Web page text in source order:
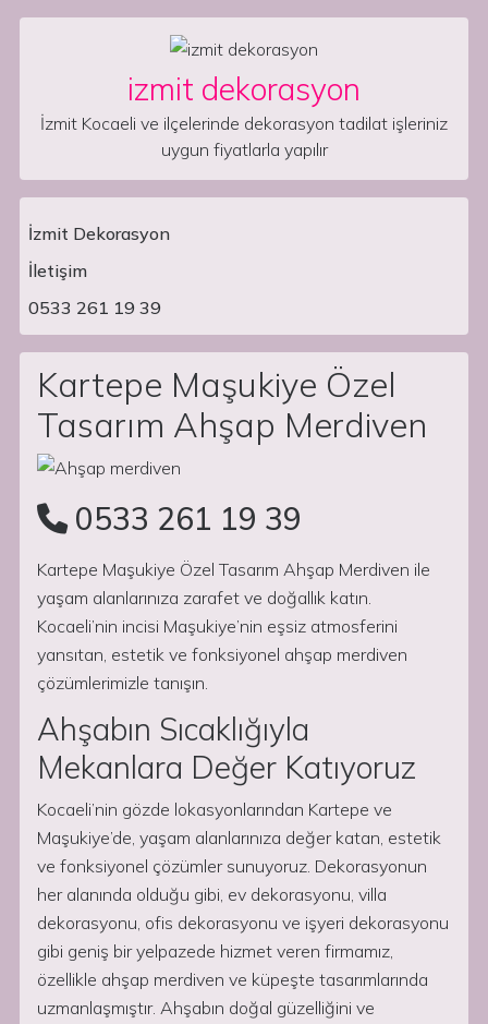
izmit dekorasyon
İzmit Kocaeli ve ilçelerinde dekorasyon tadilat işleriniz
uygun fiyatlarla yapılır
Main Navigation
İzmit Dekorasyon
İletişim
0533 261 19 39
Kartepe Maşukiye Özel
Tasarım Ahşap Merdiven
0533 261 19 39
Kartepe Maşukiye Özel Tasarım Ahşap Merdiven ile
yaşam alanlarınıza zarafet ve doğallık katın.
Kocaeli’nin incisi Maşukiye’nin eşsiz atmosferini
yansıtan, estetik ve fonksiyonel ahşap merdiven
çözümlerimizle tanışın.
Ahşabın Sıcaklığıyla
Mekanlara Değer Katıyoruz
Kocaeli’nin gözde lokasyonlarından Kartepe ve
Maşukiye’de, yaşam alanlarınıza değer katan, estetik
ve fonksiyonel çözümler sunuyoruz. Dekorasyonun
her alanında olduğu gibi, ev dekorasyonu, villa
dekorasyonu, ofis dekorasyonu ve işyeri dekorasyonu
gibi geniş bir yelpazede hizmet veren firmamız,
özellikle ahşap merdiven ve küpeşte tasarımlarında
uzmanlaşmıştır. Ahşabın doğal güzelliğini ve